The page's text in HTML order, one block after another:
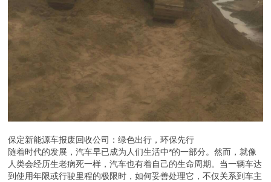
保定新能源车报废回收公司：绿色出行，环保先行
随着时代的发展，汽车早已成为人们生活中*的一部分。然而，就像
人类会经历生老病死一样，汽车也有着自己的生命周期。当一辆车达
到使用年限或行驶里程的极限时，如何妥善处理它，不仅关系到车主